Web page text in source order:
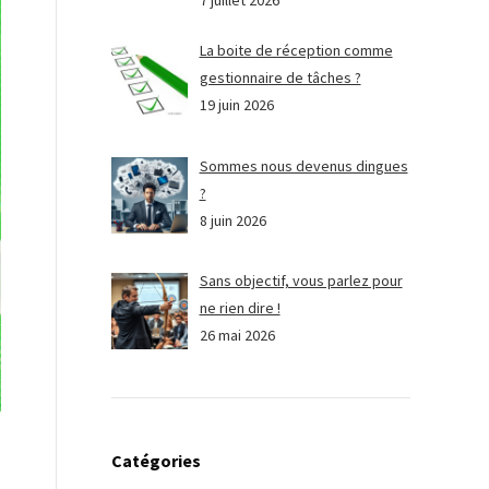
La boite de réception comme
gestionnaire de tâches ?
19 juin 2026
Sommes nous devenus dingues
?
8 juin 2026
Sans objectif, vous parlez pour
ne rien dire !
26 mai 2026
Catégories